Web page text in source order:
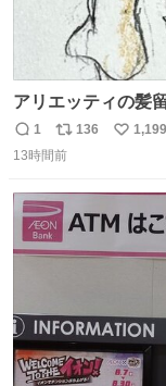
アリエッティの髪
いですが、もっと
ネは使いやすいよ
返
信
1
リ
ポ
ト
数
136
い
1,199
13時間前